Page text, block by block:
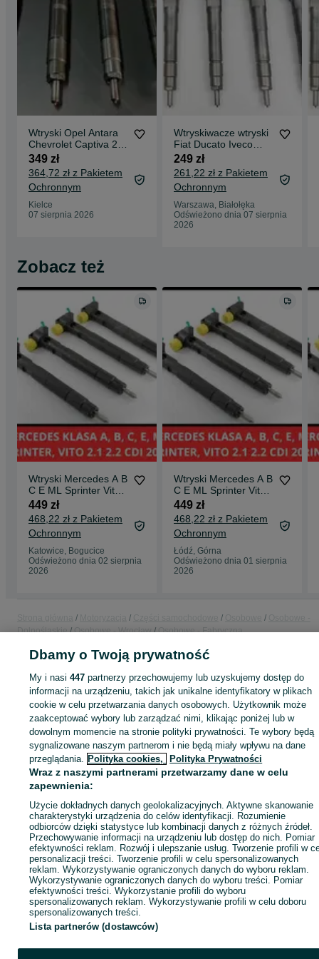
Wtryski Opel Antara
Chevrolet Captiva 2.2
CDtI Delphi
28.264.951
349 zł
364,72 zł z Pakietem
Ochronnym
Kielce
07 sierpnia 2026
Wtryskiwacze wtryski
Fiat Ducato Iveco
Daily 2.3 D
044.5110.418
249 zł
261,22 zł z Pakietem
Ochronnym
Warszawa, Białołęka
Odświeżono dnia 07 sierpnia
2026
Zobacz też
Wtryski Mercedes A B
C E ML Sprinter Vito
2.1, 2.2 CDI 2009-
449 zł
468,22 zł z Pakietem
Ochronnym
Katowice, Bogucice
Odświeżono dnia 02 sierpnia
2026
Wtryski Mercedes A B
C E ML Sprinter Vito
2.1, 2.2 CDI Delphi
2009-
449 zł
468,22 zł z Pakietem
Ochronnym
Łódź, Górna
Odświeżono dnia 01 sierpnia
2026
Dolnośląskie
Osobowe - Wrocław Osobowe - Fabryczna
ID:901228332 Wyświetlenia:
Kup
Dbamy o Twoją prywatność
My i nasi447 partnerzy przechowujemy lub uzyskujemy dostęp do
informacji na urządzeniu, takich jak unikalne identyfikatory w plikach
cookie w celu przetwarzania danych osobowych. Użytkownik może
zaakceptować wybory lub zarządzać nimi, klikając poniżej lub w
dowolnym momencie na stronie polityki prywatności. Te wybory będą
sygnalizowane naszym partnerom i nie będą miały wpływu na dane
przeglądania. Polityka cookies, Polityka Prywatności
Wraz z naszymi partnerami przetwarzamy dane w celu
zapewnienia:
Użycie dokładnych danych geolokalizacyjnych. Aktywne skanowanie
charakterystyki urządzenia do celów identyfikacji. Rozumienie
odbiorców dzięki statystyce lub kombinacji danych z różnych źródeł.
Przechowywanie informacji na urządzeniu lub dostęp do nich. Pomiar
efektywności reklam. Rozwój i ulepszanie usług. Tworzenie profili w
personalizacji treści. Tworzenie profili w celu spersonalizowanych
reklam. Wykorzystywanie ograniczonych danych do wyboru reklam.
Wykorzystywanie ograniczonych danych do wyboru treści. Pomiar
efektywności treści. Wykorzystanie profili do wyboru
spersonalizowanych reklam. Wykorzystywanie profili w celu doboru
spersonalizowanych treści.
Lista partnerów (dostawców)